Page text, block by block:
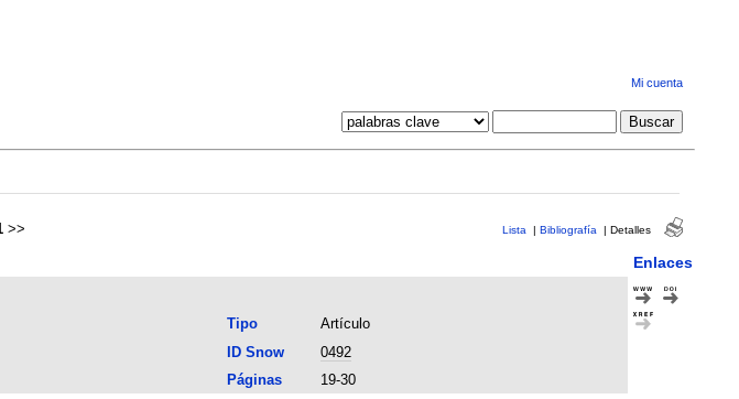
Mi cuenta
>> Lista | Bibliografía | Detalles
Enlaces
Tipo
Artículo
ID Snow
0492
Páginas
19-30